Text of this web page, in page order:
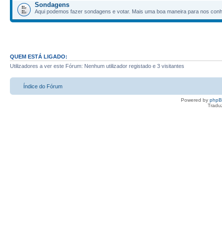
Sondagens
Aqui podemos fazer sondagens e votar. Mais uma boa maneira para nos
QUEM ESTÁ LIGADO:
Utilizadores a ver este Fórum: Nenhum utilizador registado e 3 visitantes
Índice do Fórum
Powered by